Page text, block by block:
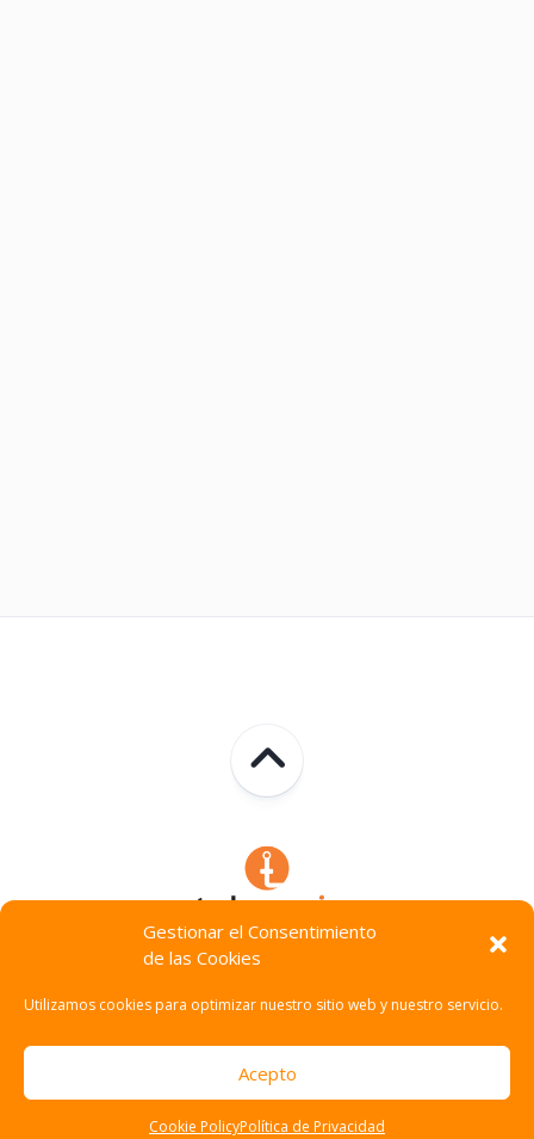
Gestionar el Consentimiento
de las Cookies
Utilizamos cookies para optimizar nuestro sitio web y nuestro servicio.
Acepto
Cookie PolicyPolítica de Privacidad
Technocracia © 2026. Todos Los Derechos Reservados.